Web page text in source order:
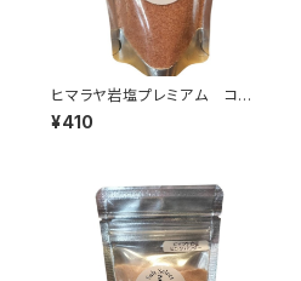
ヒマラヤ岩塩プレミアム コーラ
ルピンク〈グレイン〉100g
¥410